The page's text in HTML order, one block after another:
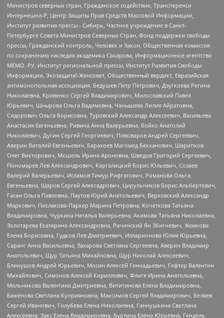
Министров северных стран, Гражданское содействие, Трансперенси
Интернешнл-Р, Центр Защиты Прав Средств Массовой Информации,
Институт развития прессы - Сибирь, Частное учреждение в Санкт-
Петербурге Совета Министров Северных Стран, Фонд поддержки свободы
прессы, Гражданский контроль, Человек и Закон, Общественная комиссия
по сохранению наследия академика Сахарова, Информационное агентство
МЕМО. РУ, Институт региональной прессы, Институт Развития Свободы
Информации, Экозащита!-Женсовет, Общественный вердикт, Евразийская
антимонопольная ассоциация, Бедушев Петр Петрович, Дзугкоева Регина
Николаевна, Кривенко Сергей Владимирович, Милославский Павел
Юрьевич, Шнырова Ольга Вадимовна, Чанышева Лилия Айратовна,
Сидорович Ольга Борисовна, Туровский Александр Алексеевич, Васильева
Анастасия Евгеньевна, Ривина Анна Валерьевна, Бойко Анатолий
Николаевич, Дугин Сергей Георгиевич, Пивоваров Андрей Сергеевич,
Аверин Виталий Евгеньевич, Барахоев Магомед Бекханович, Шарипков
Олег Викторович, Мошель Ирина Ароновна, Шведов Григорий Сергеевич,
Пономарев Лев Александрович, Каргалицкий Борис Юльевич, Созаев
Валерий Валерьевич, Исламов Тимур Рифгатович, Романова Ольга
Евгеньевна, Щаров Сергей Алексадрович, Цирульников Борис Альбертович,
Гасан Ольга Павловна, Паутов Юрий Анатольевич, Верховский Александр
Маркович, Пислакова-Паркер Марина Петровна, Кочеткова Татьяна
Владимировна, Чуркина Наталья Валерьевна, Акимова Татьяна Николаевна,
Золотарева Екатерина Александровна, Рачинский Ян Збигневич, Жемкова
Елена Борисовна, Гудков Лев Дмитриевич, Илларионова Юлия Юрьевна,
Саранг Анна Васильевна, Захарова Светлана Сергеевна, Аверин Владимир
Анатольевич, Щур Татьяна Михайловна, Щур Николай Алексеевич,
Блинушов Андрей Юрьевич, Мосин Алексей Геннадьевич, Гефтер Валентин
Михайлович, Симонов Алексей Кириллович, Флиге Ирина Анатольевна,
Мельникова Валентина Дмитриевна, Вититинова Елена Владимировна,
Баженова Светлана Куприяновна, Максимов Сергей Владимирович, Беляев
Сергей Иванович, Голубева Елена Николаевна, Ганнушкина Светлана
Алексеевна, Закс Елена Владимировна, Буртина Елена Юрьевна, Гендель